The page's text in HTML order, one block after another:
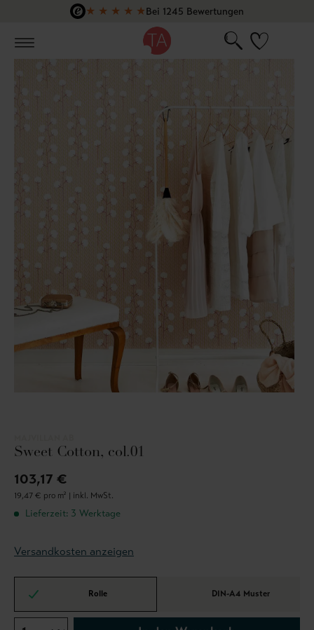
Zum Hauptinhalt springen
★ ★ ★ ★ ★Bei 1245 Bewertungen
Sweet Cotton, col.01
103,17 €
19,47 € pro m² | inkl. MwSt.
Lieferzeit: 3 Werktage
Versandkosten anzeigen
Rolle DIN-A4 Muster